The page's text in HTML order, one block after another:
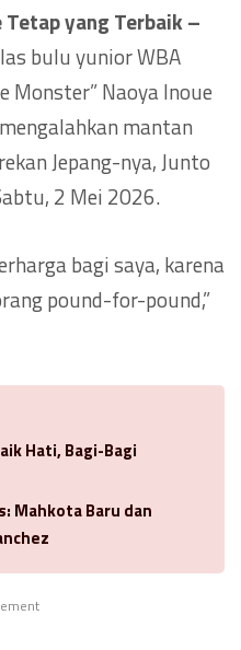
Tetap yang Terbaik –
bulu yunior WBA
Monster” Naoya Inoue
mantan
Jepang-nya, Junto
2 Mei 2026.
bagi saya, karena
pound-for-pound,”
Hati, Bagi-Bagi
Mahkota Baru dan